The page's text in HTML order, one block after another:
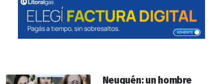
Neuquén: un hombre